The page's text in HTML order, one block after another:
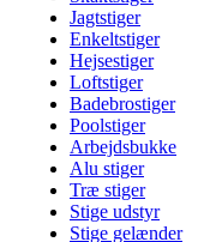
Jagtstiger
Enkeltstiger
Hejsestiger
Loftstiger
Badebrostiger
Poolstiger
Arbejdsbukke
Alu stiger
Træ stiger
Stige udstyr
Stige gelænder